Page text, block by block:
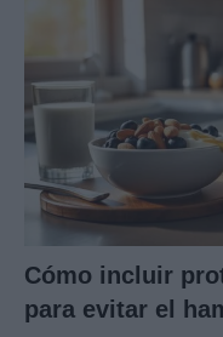
Cómo incluir
para evitar el